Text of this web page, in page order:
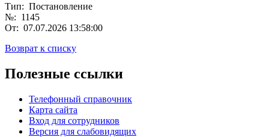
Тип: Постановление
№: 1145
От: 07.07.2026 13:58:00
Возврат к списку
Полезные ссылки
Телефонный справочник
Карта сайта
Вход для сотрудников
Версия для слабовидящих